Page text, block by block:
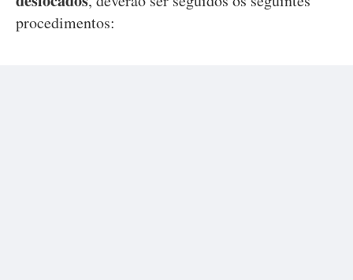
procedimentos: